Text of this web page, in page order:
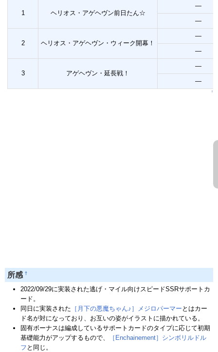
1 ヘリオス・アゲヘヴン前日たん☆
―
―
2 ヘリオス・アゲヘヴン・ウィーク開幕！
―
―
3 アゲヘヴン・延長戦！
―
―
↑
所感 †
2022/09/29に実装された逃げ・マイル向けスピードSSRサポートカ
ード。
同日に実装された ［月下の悪魔ちゃん♪］メジロパーマー とはカー
ド名が対になっており、お互いの姿がイラストに描かれている。
固有ボーナスは編成しているサポートカードのタイプに応じて初期
基礎能力がアップするもので、
［Enchainement］シンボリルドル
フ と同じ。